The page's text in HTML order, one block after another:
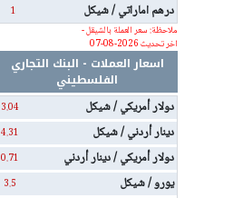
درهم اماراتي / شيكل
1
ملاحظة: سعر العملة بالشيقل -
اخر تحديث 2026-08-07
اسعار العملات - البنك التجاري
الفلسطيني
دولار أمريكي / شيكل
3.04
دينار أردني / شيكل 4.31
دولار أمريكي / دينار أردني 0.71
يورو / شيكل 3.5